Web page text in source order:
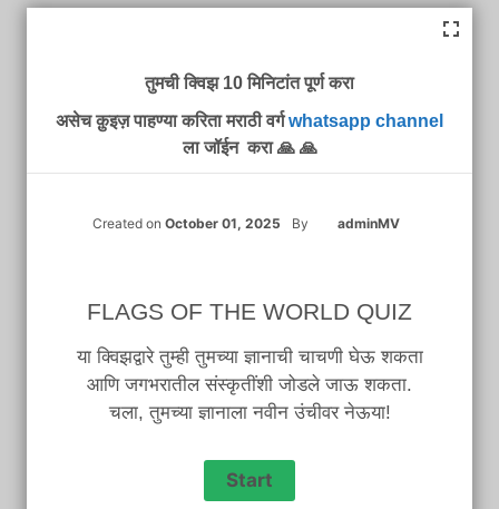
तुमची क्विझ 10 मिनिटांत पूर्ण करा
असेच क़ुइज़ पाहण्या करिता मराठी वर्गwhatsapp channel
ला जॉईन करा 🙏 🙏
Created on October 01, 2025 By adminMV
FLAGS OF THE WORLD QUIZ
या क्विझद्वारे तुम्ही तुमच्या ज्ञानाची चाचणी घेऊ शकता
आणि जगभरातील संस्कृतींशी जोडले जाऊ शकता.
चला, तुमच्या ज्ञानाला नवीन उंचीवर नेऊया!